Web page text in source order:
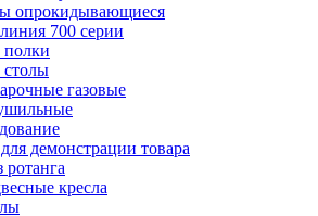
опрокидывающиеся
700 серии
полки
столы
газовые
демонстрации товара
ротанга
кресла